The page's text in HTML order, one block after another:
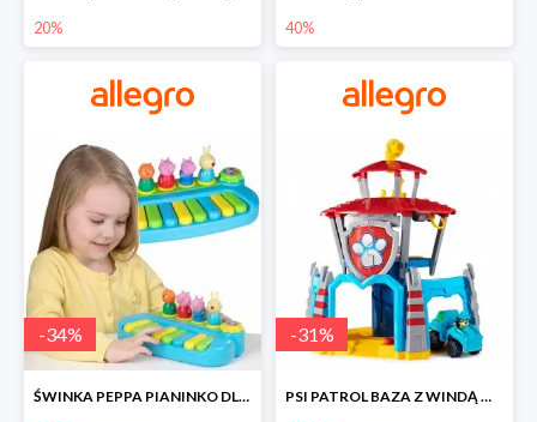
20% 40%
-34%
ŚWINKA PEPPA PIANINKO DLA DZIECI -34%
-31%
PSI PATROL BAZA Z WINDĄ WIEŻA + POJAZD AUTO REX -30%